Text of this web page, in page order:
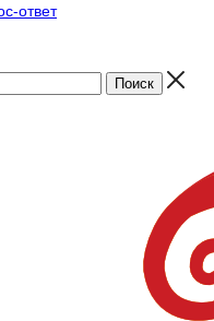
ответ